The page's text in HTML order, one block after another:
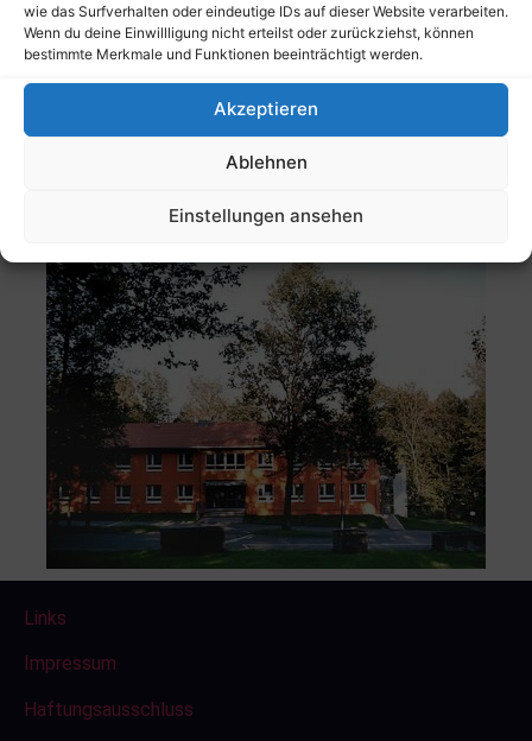
wie das Surfverhalten oder eindeutige IDs auf dieser Website verarbeiten.
Wenn du deine Einwillligung nicht erteilst oder zurückziehst, können
bestimmte Merkmale und Funktionen beeinträchtigt werden.
Akzeptieren
Ablehnen
Einstellungen ansehen
Der Termin derInformationsveranstaltungfür den neuen
Jagdkurs istFreitag, der 27.09.2019, um 19.00 Uhr.
neuen Teilnehmer und Interessierte sind herzlich eingeladen.
Gerne vorher Kontakt oder bei Fragen, unser
Ausbildungsleiter Heinrich Schweiger, am besten mitEmail,
oder direkt Schweiger.Heinrich@t-online.de , Tel. 09944-
Links
Impressum
Haftungsausschluss